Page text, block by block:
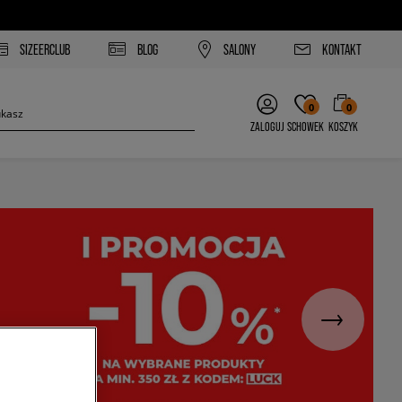
SIZEERCLUB BLOG SALONY KONTAKT
ZALOGUJ
0
SCHOWEK
0
KOSZYK